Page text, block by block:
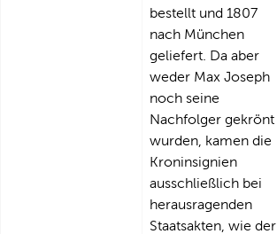
bestellt und 1807
nach München
geliefert. Da aber
weder Max Joseph
noch seine
Nachfolger gekrönt
wurden, kamen die
Kroninsignien
ausschließlich bei
herausragenden
Staatsakten, wie der